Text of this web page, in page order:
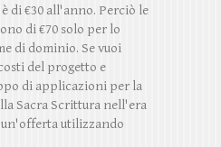
di €30 all'anno. Perciò le
di €70 solo per lo
di dominio. Se vuoi
del progetto e
di applicazioni per la
Sacra Scrittura nell'era
utilizzando